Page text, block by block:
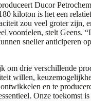
Ducor
kiloton is het een
zou veel groter zijn,
voordelen, stelt
sneller anticiperen
om drie verschillende
willen,
en te
Onze